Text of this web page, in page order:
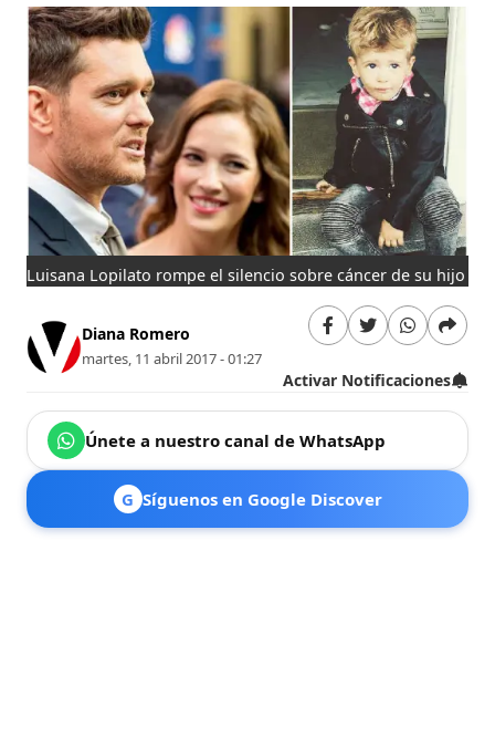
Luisana Lopilato rompe el silencio sobre cáncer de su hijo
Diana Romero
martes, 11 abril 2017 - 01:27
Activar Notificaciones
Únete a nuestro canal de WhatsApp
G Síguenos en Google Discover